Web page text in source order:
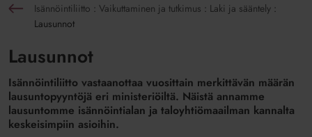
Isännöintiliitto :Vaikuttaminen ja tutkimus : Laki ja sääntely :
Lausunnot
Lausunnot
Isännöintiliitto vastaanottaa vuosittain merkittävän määrän
lausuntopyyntöjä eri ministeriöiltä. Näistä annamme
lausuntomme isännöintialan ja taloyhtiömaailman kannalta
keskeisimpiin asioihin.